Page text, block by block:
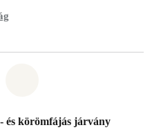
és körömfájás járvány